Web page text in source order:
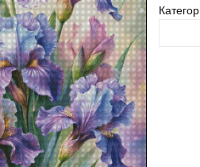
для